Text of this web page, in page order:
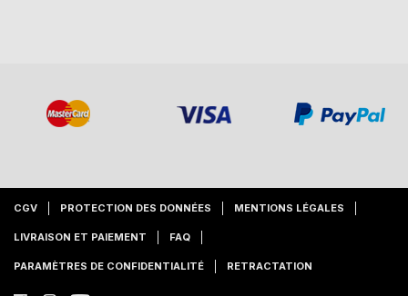
CGV PROTECTION DES DONNÉES MENTIONS LÉGALES
LIVRAISON ET PAIEMENT FAQ
PARAMÈTRES DE CONFIDENTIALITÉ RETRACTATION